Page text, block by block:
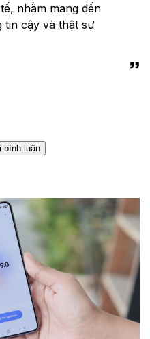
nhằm mang đến
tin cậy và thật sự
bình luận